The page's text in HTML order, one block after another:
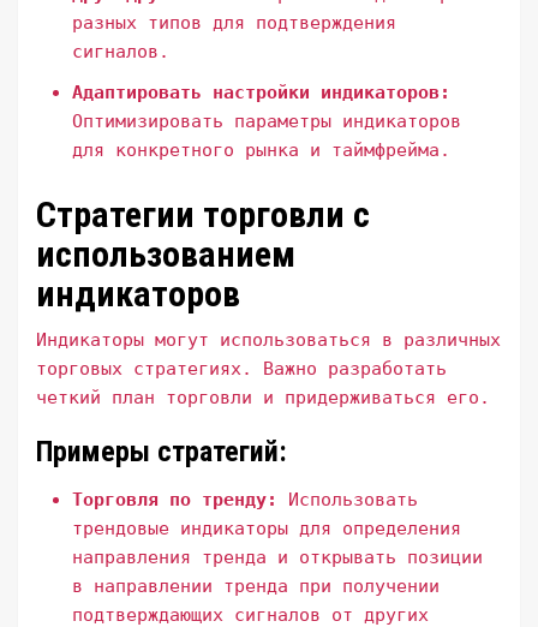
разных типов для подтверждения
сигналов.
Адаптировать настройки индикаторов:
Оптимизировать параметры индикаторов
для конкретного рынка и таймфрейма.
Стратегии торговли с
использованием
индикаторов
Индикаторы могут использоваться в различных
торговых стратегиях. Важно разработать
четкий план торговли и придерживаться его.
Примеры стратегий:
Торговля по тренду:
Использовать
трендовые индикаторы для определения
направления тренда и открывать позиции
в направлении тренда при получении
подтверждающих сигналов от других